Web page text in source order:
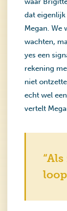
dat eigenlijk
Megan. We
wachten,
yes een
rekening
niet
echt wel
vertelt